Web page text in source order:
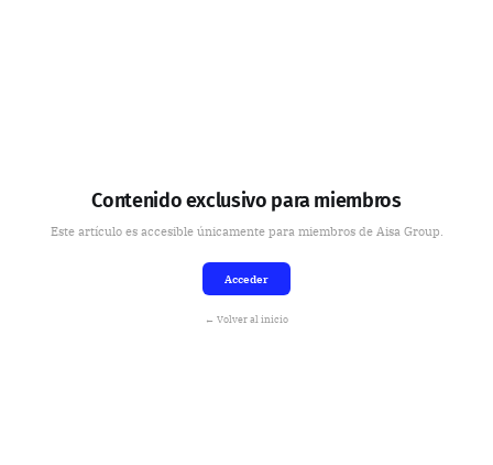
Contenido exclusivo para miembros
Este artículo es accesible únicamente para miembros de Aisa Group.
Acceder
← Volver al inicio